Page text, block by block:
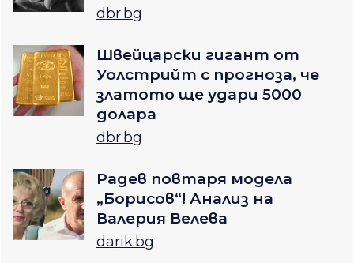
dbr.bg
Швейцарски гигант от
Уолстрийт с прогноза, че
златото ще удари 5000
долара
dbr.bg
Радев повтаря модела
„Борисов“! Анализ на
Валерия Велева
darik.bg